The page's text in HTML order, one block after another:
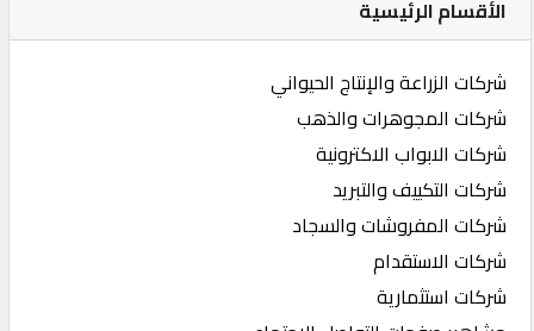
الأقسام الرئيسية
شركات الزراعة والإنتاج الحيواني
شركات المجوهرات والذهب
شركات الابواب الاكترونية
شركات التكييف والتبريد
شركات المفروشات والسجاد
شركات الاستقدام
شركات استثمارية